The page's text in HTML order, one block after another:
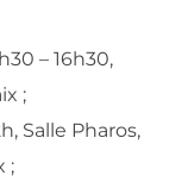
– 16h30,
;
Salle Pharos,
;